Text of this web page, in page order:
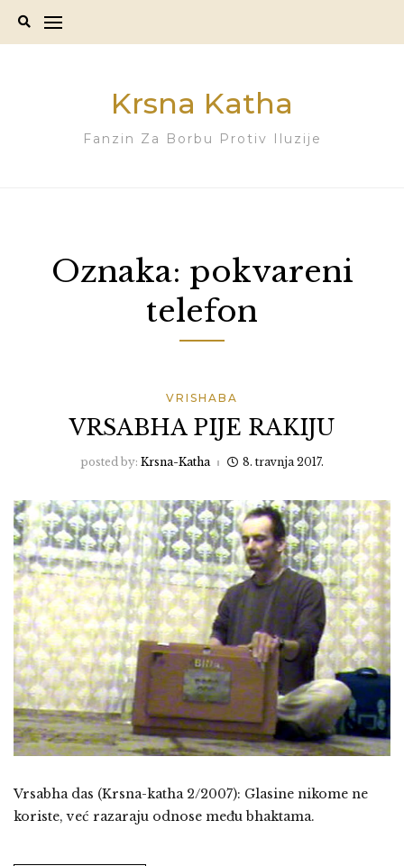
Krsna Katha
Fanzin Za Borbu Protiv Iluzije
Oznaka: pokvareni
telefon
VRISHABA
VRSABHA PIJE RAKIJU
posted by: Krsna-Katha 8. travnja 2017.
Vrsabha das (Krsna-katha 2/2007): Glasine nikome ne
koriste, već razaraju odnose među bhaktama.